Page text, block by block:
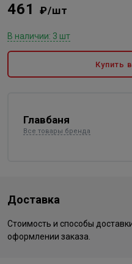
461 ₽/шт
В наличии: 3 шт
Купить
Главбаня
Все товары бренда
Доставка
Стоимость и способы
оформлении заказа.